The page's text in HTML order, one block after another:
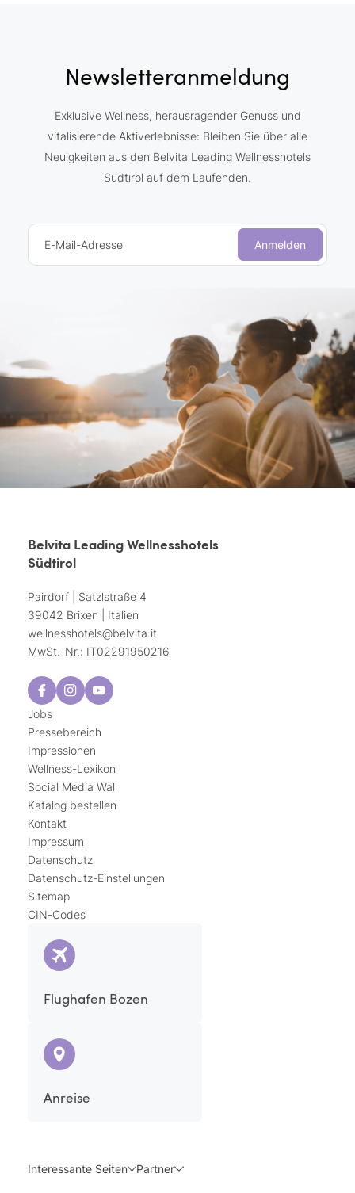
Newsletteranmeldung
Exklusive Wellness, herausragender Genuss und
vitalisierende Aktiverlebnisse: Bleiben Sie über alle
Neuigkeiten aus den Belvita Leading Wellnesshotels
Südtirol auf dem Laufenden.
E-Mail-Adresse Anmelden
Belvita Leading Wellnesshotels
Südtirol
Pairdorf | Satzlstraße 4
39042 Brixen | Italien
wellnesshotels@belvita.it
MwSt.-Nr.: IT02291950216
Jobs
Pressebereich
Impressionen
Wellness-Lexikon
Social Media Wall
Katalog bestellen
Kontakt
Impressum
Datenschutz
Datenschutz-Einstellungen
Sitemap
CIN-Codes
Flughafen Bozen
Anreise
Interessante Seiten Partner